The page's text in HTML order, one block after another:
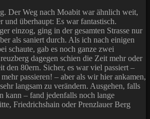
Der Weg nach Moabit war ähnlich weit,
und überhaupt: Es war fantastisch.
einzog, ging in der gesamten Strasse nur
als saniert durch. Als ich nach einigen
schaute, gab es noch ganze zwei
dagegen schien die Zeit mehr oder
den 80ern. Sicher, es war viel passiert –
passieren! – aber als wir hier ankamen,
langsam zu verändern. Ausgehen, falls
kann – fand jedenfalls noch lange
Friedrichshain oder Prenzlauer Berg